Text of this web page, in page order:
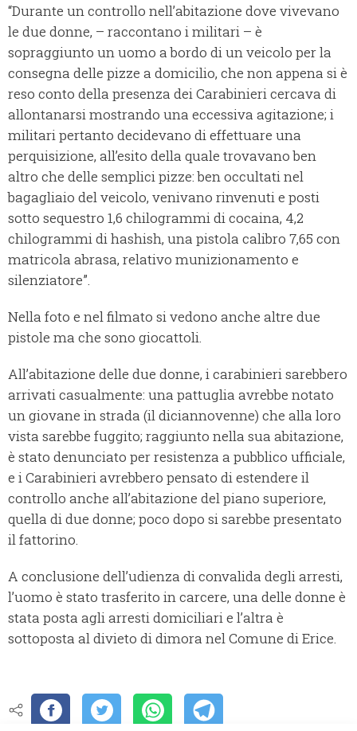
“Durante un controllo nell’abitazione dove vivevano
le due donne, – raccontano i militari – è
sopraggiunto un uomo a bordo di un veicolo per la
consegna delle pizze a domicilio, che non appena si è
reso conto della presenza dei Carabinieri cercava di
allontanarsi mostrando una eccessiva agitazione; i
militari pertanto decidevano di effettuare una
perquisizione, all’esito della quale trovavano ben
altro che delle semplici pizze: ben occultati nel
bagagliaio del veicolo, venivano rinvenuti e posti
sotto sequestro 1,6 chilogrammi di cocaina, 4,2
chilogrammi di hashish, una pistola calibro 7,65 con
matricola abrasa, relativo munizionamento e
silenziatore”.
Nella foto e nel filmato si vedono anche altre due
pistole ma che sono giocattoli.
All’abitazione delle due donne, i carabinieri sarebbero
arrivati casualmente: una pattuglia avrebbe notato
un giovane in strada (il diciannovenne) che alla loro
vista sarebbe fuggito; raggiunto nella sua abitazione,
è stato denunciato per resistenza a pubblico ufficiale,
e i Carabinieri avrebbero pensato di estendere il
controllo anche all’abitazione del piano superiore,
quella di due donne; poco dopo si sarebbe presentato
il fattorino.
A conclusione dell’udienza di convalida degli arresti,
l’uomo è stato trasferito in carcere, una delle donne è
stata posta agli arresti domiciliari e l’altra è
sottoposta al divieto di dimora nel Comune di Erice.